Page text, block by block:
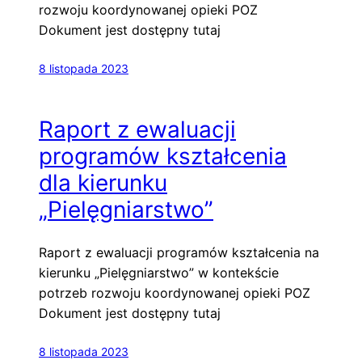
rozwoju koordynowanej opieki POZ
Dokument jest dostępny tutaj
8 listopada 2023
Raport z ewaluacji
programów kształcenia
dla kierunku
„Pielęgniarstwo”
Raport z ewaluacji programów kształcenia na
kierunku „Pielęgniarstwo” w kontekście
potrzeb rozwoju koordynowanej opieki POZ
Dokument jest dostępny tutaj
8 listopada 2023